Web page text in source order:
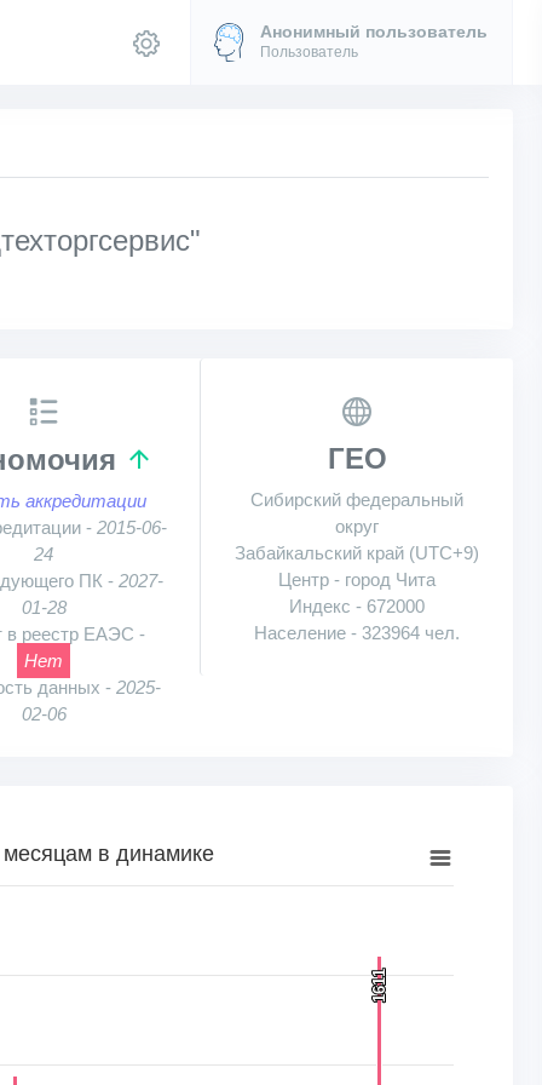
Анонимный пользователь
Пользователь
аккредитации
- 2015-06-
24
ПК - 2027-
01-28
в реестр ЕАЭС -
Нет
данных - 2025-
02-06
ГЕО
Сибирский федеральный
округ
Забайкальский край (UTC+9)
Центр - город Чита
Индекс - 672000
Население - 323964 чел.
в динамике
1611
1611